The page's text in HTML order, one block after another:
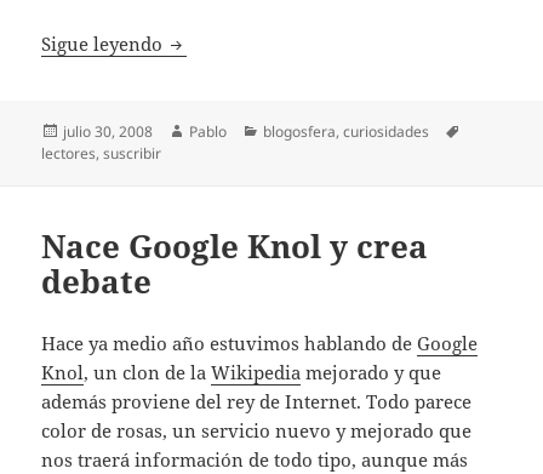
Sigue leyendo Suscribir o no suscribir? esa es la cuestión
Publicado
el
julio 30, 2008 Autor
Pablo Categorías
blogosfera,curiosidades
lectores,suscribir
Nace Google Knol y crea
debate
Hace ya medio año estuvimos hablando deGoogle
Knol, un clon de laWikipedia mejorado y que
además proviene del rey de Internet. Todo parece
color de rosas, un servicio nuevo y mejorado que
nos traerá información de todo tipo, aunque más